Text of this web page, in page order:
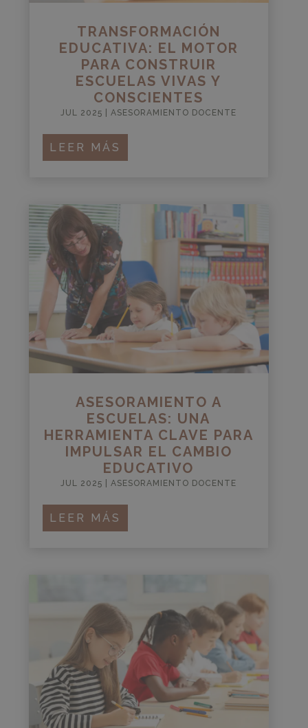
TRANSFORMACIÓN
EDUCATIVA: EL MOTOR
PARA CONSTRUIR
ESCUELAS VIVAS Y
CONSCIENTES
JUL 2025 |ASESORAMIENTO DOCENTE
LEER MÁS
ASESORAMIENTO A
ESCUELAS: UNA
HERRAMIENTA CLAVE PARA
IMPULSAR EL CAMBIO
EDUCATIVO
JUL 2025 |ASESORAMIENTO DOCENTE
LEER MÁS